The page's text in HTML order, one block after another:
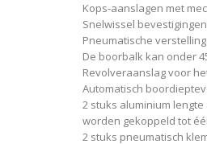
Kops-aanslagen met
Snelwissel
Pneumatische
De boorbalk kan onder
Revolveraanslag voor
Automatisch
2 stuks aluminium
worden gekoppeld tot
2 stuks pneumatisch